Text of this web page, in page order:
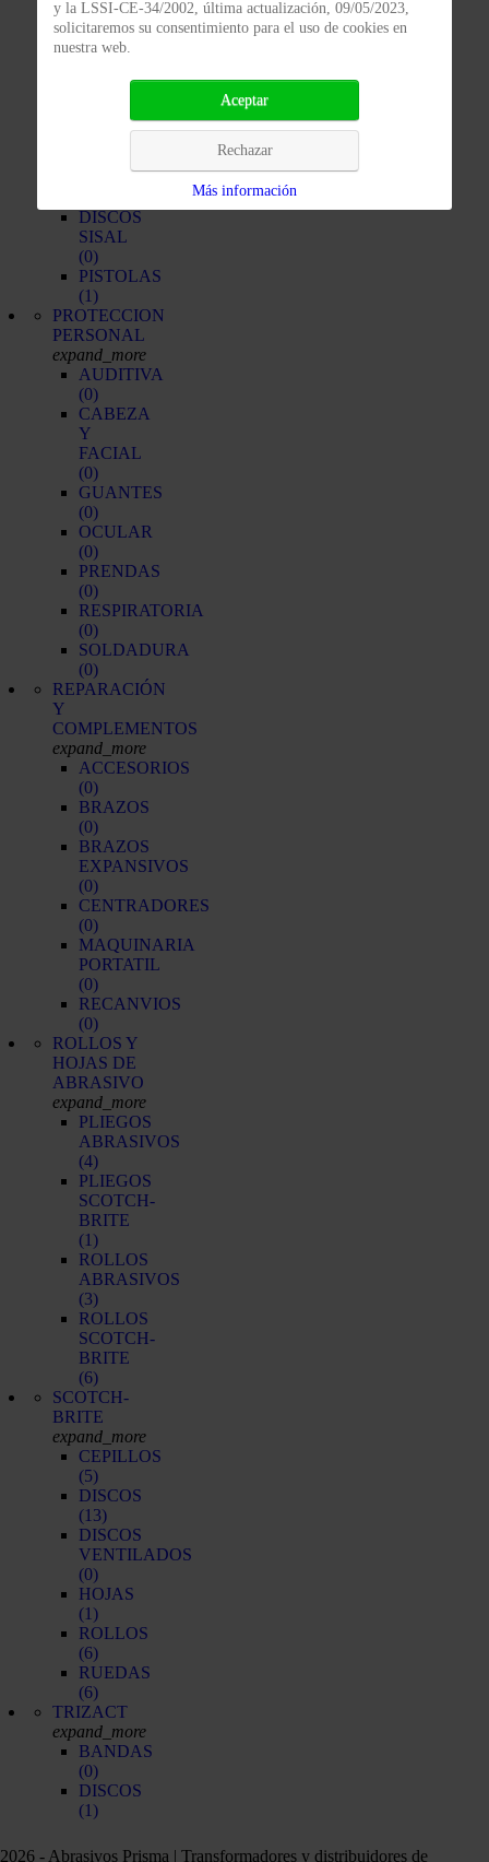
(0)
DISCOS
DISCOS
VENTILADO
DISCOS
SISAL
(0)
PISTOLAS
(1)
PROTECCION
PERSONAL
expand_more
AUDITIVA
(0)
CABEZA
Y
FACIAL
(0)
GUANTES
(0)
OCULAR
(0)
PRENDAS
(0)
RESPIRATORIA
(0)
SOLDADURA
(0)
REPARACIÓN
Y
COMPLEMENTOS
expand_more
ACCESORIOS
(0)
BRAZOS
(0)
BRAZOS
EXPANSIVOS
(0)
CENTRADORES
(0)
MAQUINARIA
PORTATIL
(0)
RECANVIOS
(0)
ROLLOS Y
HOJAS DE
ABRASIVO
expand_more
PLIEGOS
ABRASIVOS
(4)
PLIEGOS
SCOTCH-
BRITE
(1)
ROLLOS
ABRASIVOS
(3)
ROLLOS
SCOTCH-
BRITE
(6)
SCOTCH-
BRITE
expand_more
CEPILLOS
(5)
DISCOS
(13)
DISCOS
VENTILADOS
(0)
HOJAS
(1)
ROLLOS
(6)
RUEDAS
(6)
TRIZACT
expand_more
BANDAS
(0)
DISCOS
(1)
2026 - Abrasivos Prisma | Transformadores y distribuidores de
y la LSSI-CE-34/2002, última actualización, 09/05/2023,
solicitaremos su consentimiento para el uso de cookies en
nuestra web.
Aceptar
Rechazar
Más información